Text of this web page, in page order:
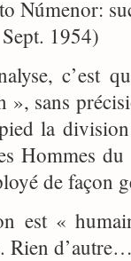
Númenor:
1954)
c’est
», sans
la
Hommes
de façon
est «
Rien